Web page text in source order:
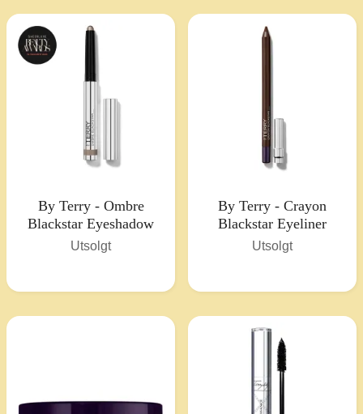
By Terry - Ombre
Blackstar Eyeshadow
Utsolgt
By Terry - Crayon
Blackstar Eyeliner
Utsolgt